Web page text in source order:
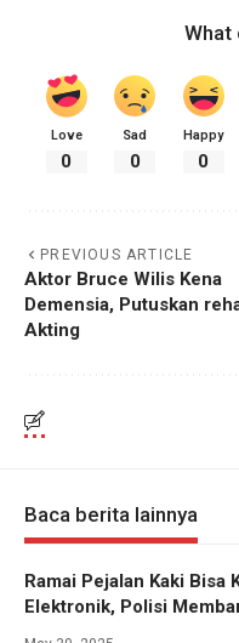
What
Love
0
Sad
0
Happy
0
PREVIOUS ARTICLE
Aktor Bruce Wilis Kena
Demensia, Putuskan
Akting
Baca berita lainnya
Ramai Pejalan Kaki Bisa
Elektronik, Polisi